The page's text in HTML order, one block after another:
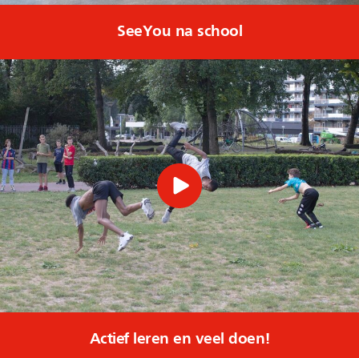
SeeYou na school
Actief leren en veel doen!